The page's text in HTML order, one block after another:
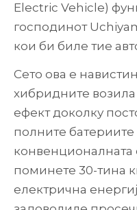
Electric Vehicle)
господинот
кои би биле тие
Сето ова е
хибридните
ефект доколку
полните
поминете 30-тина
електрична